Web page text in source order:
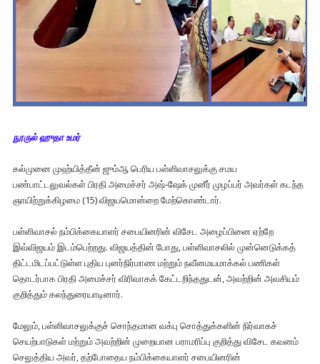
நூருல் ஹுதா உமர்
கல்முனை முஹ்யித்தீன் ஜும்ஆ பெரிய பள்ளிவாசலுக்கு சமய
பண்பாட்டலுவல்கள் பிரதி அமைச்சர் அஷ்-ஷேக் முனீர் முழப்பர் அவர்கள் கடந்த
ஞாயிற்றுக்கிழமை (15) விஜயமொன்றை மேற்கொண்டார்.
பள்ளிவாசல் நம்பிக்கையாளர் சபையினரின் விசேட அழைப்பினை ஏற்றே
இவ்விஜயம் இடம்பெற்றது. விஜயத்தின் போது, பள்ளிவாசலில் முன்னெடுக்கத்
திட்டமிடப்பட்டுள்ள புதிய புனர்நிர்மாண மற்றும் நவீனமயமாக்கல் பணிகள்
தொடர்பாக பிரதி அமைச்சர் விரிவாகக் கேட்டறிந்ததுடன், அவற்றின் அவசியம்
குறித்தும் கலந்துரையாடினார்.
மேலும், பள்ளிவாசலுக்குச் சொந்தமான வக்பு சொத்துக்களின் நிர்வாகச்
செயற்பாடுகள் மற்றும் அவற்றின் முறையான பராமரிப்பு குறித்து விசேட கவனம்
செலுத்திய அவர், தற்போதைய நம்பிக்கையாளர் சபையினரின்